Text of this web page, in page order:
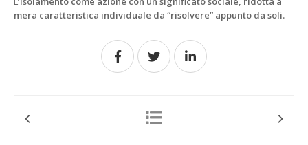
mera caratteristica individuale da “risolvere” appunto da soli.